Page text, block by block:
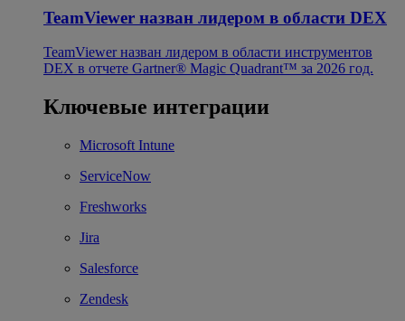
TeamViewer назван лидером в области DEX
TeamViewer назван лидером в области инструментов
DEX в отчете Gartner® Magic Quadrant™ за 2026 год.
Ключевые интеграции
Microsoft Intune
ServiceNow
Freshworks
Jira
Salesforce
Zendesk